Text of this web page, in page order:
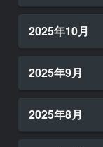
2025年10月
2025年9月
2025年8月